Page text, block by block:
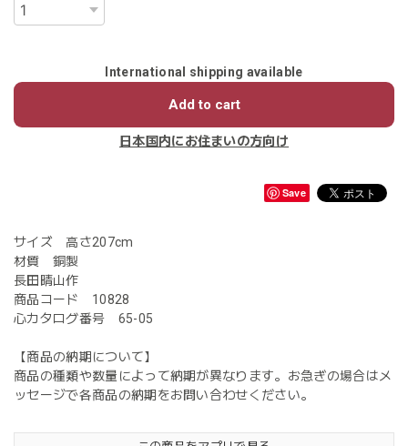
International shipping available
Add to cart
日本国内にお住まいの方向け
Save
サイズ 高さ207cm
材質 銅製
長田晴山作
商品コード 10828
心カタログ番号 65-05
【商品の納期について】
商品の種類や数量によって納期が異なります。お急ぎの場合はメ
ッセージで各商品の納期をお問い合わせください。